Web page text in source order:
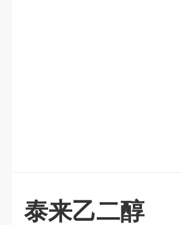
泰来乙二醇